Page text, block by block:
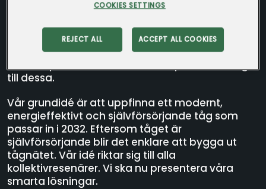
Klass 9B - Karstorpskolan
Lomma
Kollektivtrafik år 2022 är generellt väldigt
omodern. Vi i klass 9B på Karstorpskolan södra
till dessa.
Vår grundidé är att uppfinna ett modernt,
energieffektivt och självförsörjande tåg som
passar in i 2032. Eftersom tåget är
självförsörjande blir det enklare att bygga ut
tågnätet. Vår idé riktar sig till alla
kollektivresenärer. Vi ska nu presentera våra
smarta lösningar.
COOKIES SETTINGS
REJECT ALL ACCEPT ALL COOKIES